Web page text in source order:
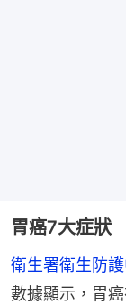
胃癌7大症狀
衛生署衛生防
數據顯示，胃